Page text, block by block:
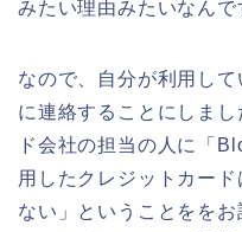
みたい理由みたいなんで
なので、自分が利用し
に連絡することにしま
ド会社の担当の人に「
用したクレジットカー
ない」ということをを